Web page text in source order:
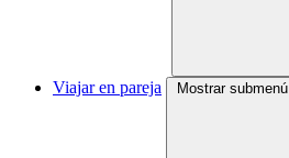
Viajar en pareja Mostrar submenú